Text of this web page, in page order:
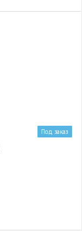
Под заказ